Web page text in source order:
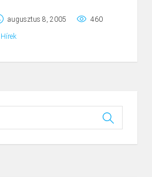
augusztus 8, 2005 460
Hírek